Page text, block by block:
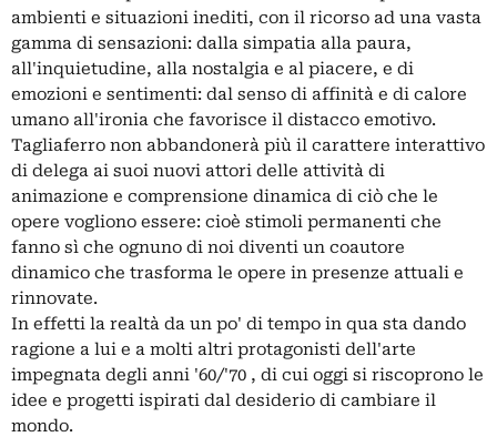
ambienti e situazioni inediti, con il ricorso ad una vasta
gamma di sensazioni: dalla simpatia alla paura,
all'inquietudine, alla nostalgia e al piacere, e di
emozioni e sentimenti: dal senso di affinità e di calore
umano all'ironia che favorisce il distacco emotivo.
Tagliaferro non abbandonerà più il carattere interattivo
di delega ai suoi nuovi attori delle attività di
animazione e comprensione dinamica di ciò che le
opere vogliono essere: cioè stimoli permanenti che
fanno sì che ognuno di noi diventi un coautore
dinamico che trasforma le opere in presenze attuali e
rinnovate.
In effetti la realtà da un po' di tempo in qua sta dando
ragione a lui e a molti altri protagonisti dell'arte
impegnata degli anni '60/'70 , di cui oggi si riscoprono le
idee e progetti ispirati dal desiderio di cambiare il
mondo.